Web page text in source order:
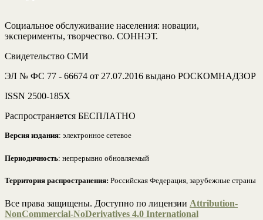
Социальное обслуживание населения: новации,
эксперименты, творчество. СОННЭТ.
Свидетельство СМИ
ЭЛ № ФС 77 - 66674 от 27.07.2016 выдано РОСКОМНАДЗОР
ISSN 2500-185Х
Распространяется БЕСПЛАТНО
Версия издания: электронное сетевое
Периодичность: непрерывно обновляемый
Территория распространения: Российская Федерация, зарубежные страны
Все права защищены. Доступно по лицензии Attribution-
NonCommercial-NoDerivatives 4.0 International